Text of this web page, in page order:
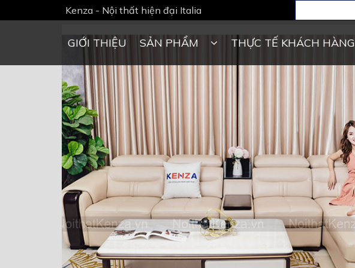
Kenza - Nội thất hiện đại Italia
GIỚI THIỆU SẢN PHẨM THỰC TẾ KHÁCH HÀNG